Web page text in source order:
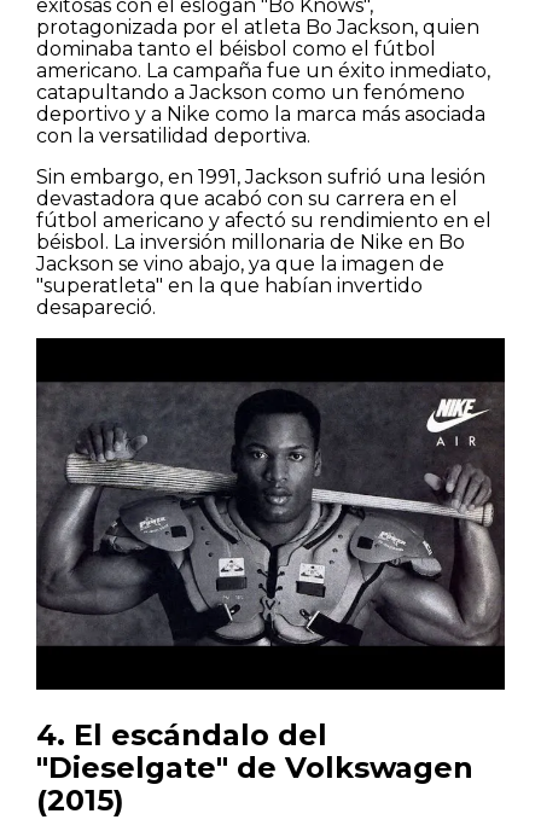
Pisos
Calles
Naturaleza
Spots
exitosas con el eslogan "Bo Knows",
protagonizada por el atleta Bo Jackson, quien
dominaba tanto el béisbol como el fútbol
americano. La campaña fue un éxito inmediato,
catapultando a Jackson como un fenómeno
deportivo y a Nike como la marca más asociada
con la versatilidad deportiva.
Sin embargo, en 1991, Jackson sufrió una lesión
devastadora que acabó con su carrera en el
fútbol americano y afectó su rendimiento en el
béisbol. La inversión millonaria de Nike en Bo
Jackson se vino abajo, ya que la imagen de
"superatleta" en la que habían invertido
desapareció.
4. El escándalo del
"Dieselgate" de Volkswagen
(2015)